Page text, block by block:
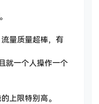
量质量超棒，有
就一个人操作一个
上限特别高。